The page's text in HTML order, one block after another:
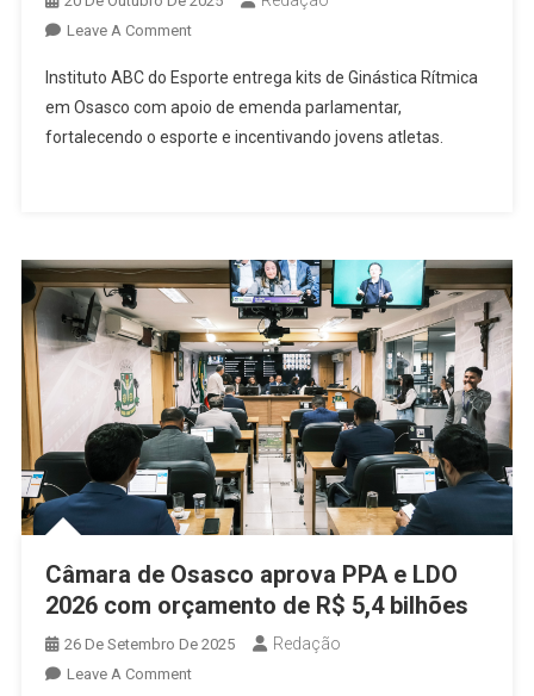
Leave A CommentOn
Parlamentar
Impulsiona
Ginástica
Esporte
Realiza
Entrega
De
Materiais
Em
Osasco
Instituto ABC do Esporte entrega kits de Ginástica Rítmica
em Osasco com apoio de emenda parlamentar,
fortalecendo o esporte e incentivando jovens atletas.
Câmara de Osasco aprova PPA e LDO
2026 com orçamento de R$ 5,4 bilhões
26 De Setembro De 2025 Redação
Leave A CommentOn